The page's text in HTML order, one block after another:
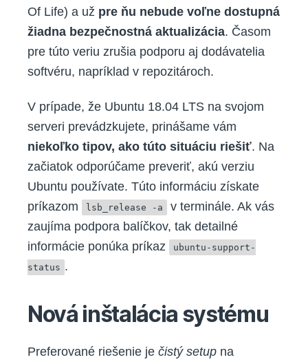
Of Life) a už pre ňu nebude voľne dostupná
žiadna bezpečnostná aktualizácia. Časom
pre túto veriu zrušia podporu aj dodávatelia
softvéru, napríklad v repozitároch.
V prípade, že Ubuntu 18.04 LTS na svojom
serveri prevádzkujete, prinášame vám
niekoľko tipov, ako túto situáciu riešiť. Na
začiatok odporúčame preveriť, akú verziu
Ubuntu používate. Túto informáciu získate
príkazom
lsb_release -a
v terminále. Ak vás
zaujíma podpora balíčkov, tak detailné
informácie ponúka príkaz
ubuntu-support-
status .
Nová inštalácia systému
Preferované riešenie je čistý setup na